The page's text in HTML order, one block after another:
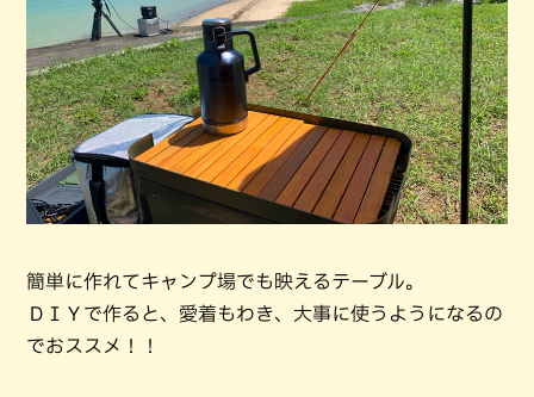
簡単に作れてキャンプ場でも映えるテーブル。
ＤＩＹで作ると、愛着もわき、大事に使うようになるの
でおススメ！！